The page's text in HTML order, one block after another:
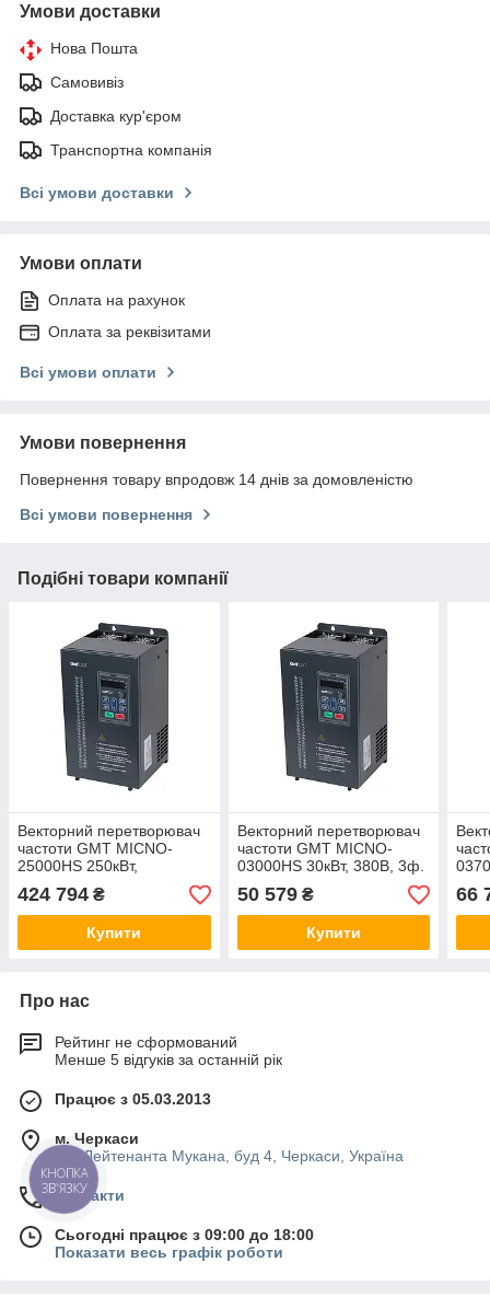
Умови доставки
Нова Пошта
Самовивіз
Доставка кур'єром
Транспортна компанія
Всі умови доставки
Умови оплати
Оплата на рахунок
Оплата за реквізитами
Всі умови оплати
Умови повернення
Повернення товару впродовж 14 днів за домовленістю
Всі умови повернення
Подібні товари компанії
Векторний перетворювач
частоти GMT MICNO-
25000HS 250кВт,
380В, 3ф.
424 794 ₴
Купити
Векторний перетворювач
частоти GMT MICNO-
03000HS 30кВт, 380В, 3ф.
50 579₴
Купити
66
Про нас
Рейтинг не сформований
Менше 5 відгуків за останній рік
Працює з 05.03.2013
м. Черкаси
вул.Лейтенанта Мукана, буд 4, Черкаси, Україна
Контакти
Сьогодні працює з 09:00 до 18:00
Показати весь графік роботи
КНОПКА
ЗВ'ЯЗКУ